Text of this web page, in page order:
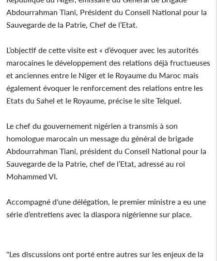
Abdourrahman Tiani, Président du Conseil National pour la
Sauvegarde de la Patrie, Chef de l’Etat.
L’objectif de cette visite est « d’évoquer avec les autorités
marocaines le développement des relations déjà fructueuses
et anciennes entre le Niger et le Royaume du Maroc mais
également évoquer le renforcement des relations entre les
Etats du Sahel et le Royaume, précise le site Telquel.
Le chef du gouvernement nigérien a transmis à son
homologue marocain un message du général de brigade
Abdourrahman Tiani, président du Conseil National pour la
Sauvegarde de la Patrie, chef de l’Etat, adressé au roi
Mohammed VI.
Accompagné d'une délégation, le premier ministre a eu une
série d’entretiens avec la diaspora nigérienne sur place.
"Les discussions ont porté entre autres sur les enjeux de la